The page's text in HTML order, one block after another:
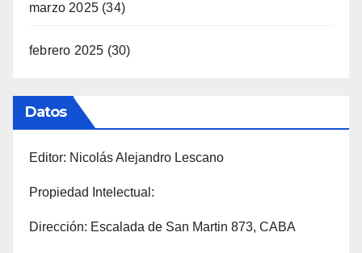
marzo 2025 (34)
febrero 2025 (30)
Datos
Editor: Nicolás Alejandro Lescano
Propiedad Intelectual:
Dirección: Escalada de San Martin 873, CABA